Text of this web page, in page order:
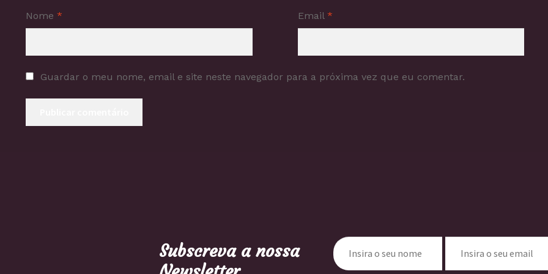
Nome * Email *
Guardar o meu nome, email e site neste navegador para a próxima vez que eu comentar.
Subscreva a nossa